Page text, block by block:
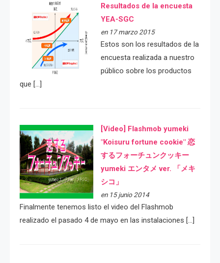
Resultados de la encuesta
YEA-SGC
en 17 marzo 2015
Estos son los resultados de la
encuesta realizada a nuestro
público sobre los productos
que […]
[Video] Flashmob yumeki
"Koisuru fortune cookie" 恋
するフォーチュンクッキー
yumeki エンタメ ver. 「メキ
シコ」
en 15 junio 2014
Finalmente tenemos listo el video del Flashmob
realizado el pasado 4 de mayo en las instalaciones […]